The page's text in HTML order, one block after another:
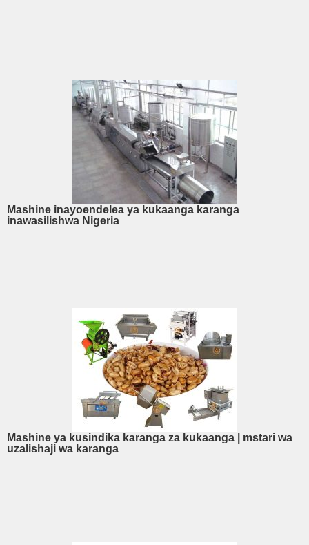
Mashine inayoendelea ya kukaanga karanga
inawasilishwa Nigeria
Mashine ya kusindika karanga za kukaanga | mstari wa
uzalishaji wa karanga